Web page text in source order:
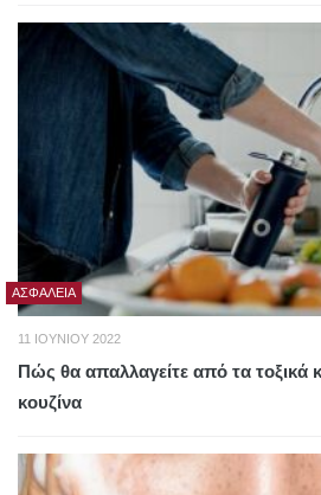
ΑΣΦΆΛΕΙΑ
11 ΙΟΥΝΊΟΥ 2022
Πώς θα απαλλαγείτε από τα τοξικά
κουζίνα